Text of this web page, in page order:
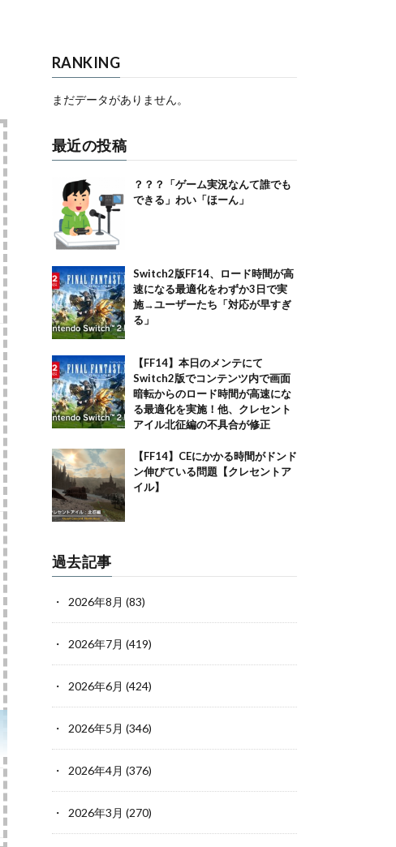
RANKING
まだデータがありません。
最近の投稿
？？？「ゲーム実況なんて誰でも
できる」わい「ほーん」
Switch2版FF14、ロード時間が高
速になる最適化をわずか3日で実
施→ユーザーたち「対応が早すぎ
る」
【FF14】本日のメンテにて
Switch2版でコンテンツ内で画面
暗転からのロード時間が高速にな
る最適化を実施！他、クレセント
アイル北征編の不具合が修正
【FF14】CEにかかる時間がドンド
ン伸びている問題【クレセントア
イル】
過去記事
2026年8月 (83)
2026年7月 (419)
2026年6月 (424)
2026年5月 (346)
2026年4月 (376)
2026年3月 (270)